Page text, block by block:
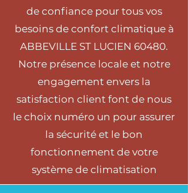
de confiance pour tous vos
besoins de confort climatique à
ABBEVILLE ST LUCIEN 60480.
Notre présence locale et notre
engagement envers la
satisfaction client font de nous
le choix numéro un pour assurer
la sécurité et le bon
fonctionnement de votre
système de climatisation